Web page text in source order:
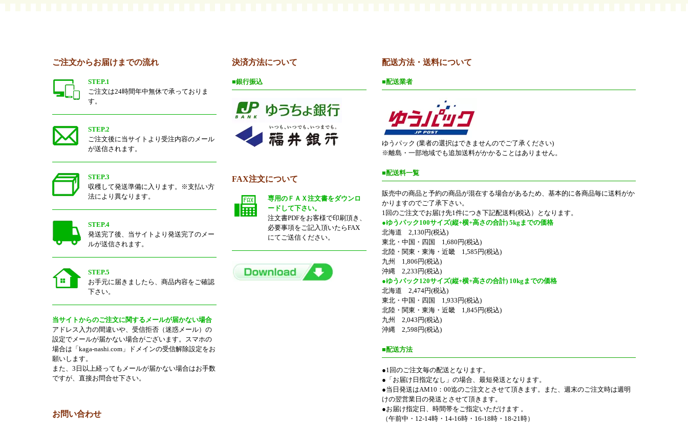
ご注文からお届けまでの流れ
STEP.1
ご注文は24時間年中無休で承っておりま
す。
STEP.2
ご注文後に当サイトより受注内容のメール
が送信されます。
STEP.3
収穫して発送準備に入ります。※支払い方
法により異なります。
STEP.4
発送完了後、当サイトより発送完了のメー
ルが送信されます。
STEP.5
お手元に届きましたら、商品内容をご確認
下さい。
当サイトからのご注文に関するメールが届かない場合
アドレス入力の間違いや、受信拒否（迷惑メール）の
設定でメールが届かない場合がございます。スマホの
場合は「kaga-nashi.com」ドメインの受信解除設定をお
願いします。
また、3日以上経ってもメールが届かない場合はお手数
ですが、直接お問合せ下さい。
お問い合わせ
決済方法について
■銀行振込
FAX注文について
専用のＦＡＸ注文書をダウンロ
ードして下さい。
注文書PDFをお客様で印刷頂き、
必要事項をご記入頂いたらFAX
にてご送信ください。
配送方法・送料について
■配送業者
ゆうパック (業者の選択はできませんのでご了承ください)
※離島・一部地域でも追加送料がかかることはありません。
■配送料一覧
販売中の商品と予約の商品が混在する場合があるため、基本的に各商品毎に送料がか
かりますのでご了承下さい。
1回のご注文でお届け先1件につき下記配送料(税込）となります。
●ゆうパック100サイズ(縦+横+高さの合計) 5kgまでの価格
北海道 2,130円(税込)
東北・中国・四国 1,680円(税込)
北陸・関東・東海・近畿 1,585円(税込)
九州 1,806円(税込)
沖縄 2,233円(税込)
●ゆうパック120サイズ(縦+横+高さの合計) 10kgまでの価格
北海道 2,474円(税込)
東北・中国・四国 1,933円(税込)
北陸・関東・東海・近畿 1,845円(税込)
九州 2,043円(税込)
沖縄 2,598円(税込)
■配送方法
●1回のご注文毎の配送となります。
●「お届け日指定なし」の場合、最短発送となります。
●当日発送はAM10：00迄のご注文とさせて頂きます。また、週末のご注文時は週明
けの翌営業日の発送とさせて頂きます。
●お届け指定日、時間帯をご指定いただけます 。
（午前中・12-14時・14-16時・16-18時・18-21時）